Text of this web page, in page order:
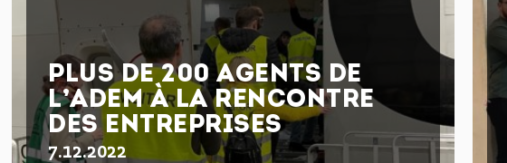
PLUS DE 200 AGENTS DE
L’ADEM À LA RENCONTRE
DES ENTREPRISES
7.12.2022